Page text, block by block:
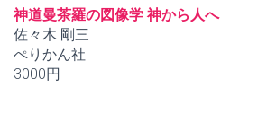
神道曼茶羅の図像学 神から人へ
佐々木 剛三
ぺりかん社
3000円